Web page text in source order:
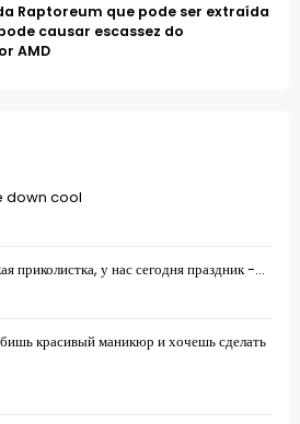
down cool
приколистка, у нас сегодня праздник -...
красивый маникюр и хочешь сделать
Raptoreum que pode ser extraída
causar escassez do
AMD